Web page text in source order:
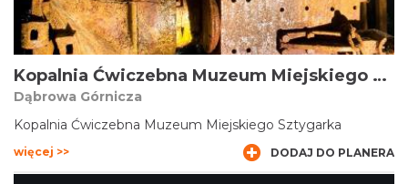
2008. The museum is a branch of the Częstochowa
Museum."
Kopalnia Ćwiczebna Muzeum Miejskiego Sztygarka
Dąbrowa Górnicza
Kopalnia Ćwiczebna Muzeum Miejskiego Sztygarka
więcej >> DODAJ DO PLANERA